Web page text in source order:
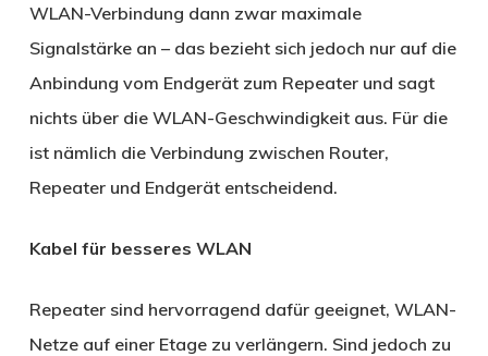
WLAN-Verbindung dann zwar maximale
Signalstärke an – das bezieht sich jedoch nur auf die
Anbindung vom Endgerät zum Repeater und sagt
nichts über die WLAN-Geschwindigkeit aus. Für die
ist nämlich die Verbindung zwischen Router,
Repeater und Endgerät entscheidend.
Kabel für besseres WLAN
Repeater sind hervorragend dafür geeignet, WLAN-
Netze auf einer Etage zu verlängern. Sind jedoch zu